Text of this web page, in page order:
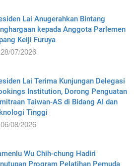
Lai Anugerahkan Bintang
kepada Anggota Parlemen
Keiji Furuya
07/2026
Lai Terima Kunjungan Delegasi
Institution, Dorong Penguatan
Taiwan-AS di Bidang AI dan
Tinggi
08/2026
Wu Chih-chung Hadiri
Program Pelatihan Pemuda